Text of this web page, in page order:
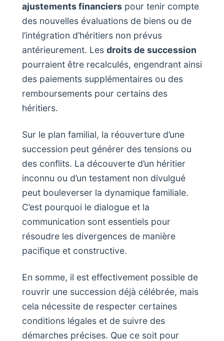
ajustements financiers pour tenir compte
des nouvelles évaluations de biens ou de
l’intégration d’héritiers non prévus
antérieurement. Les droits de succession
pourraient être recalculés, engendrant ainsi
des paiements supplémentaires ou des
remboursements pour certains des
héritiers.
Sur le plan familial, la réouverture d’une
succession peut générer des tensions ou
des conflits. La découverte d’un héritier
inconnu ou d’un testament non divulgué
peut bouleverser la dynamique familiale.
C’est pourquoi le dialogue et la
communication sont essentiels pour
résoudre les divergences de manière
pacifique et constructive.
En somme, il est effectivement possible de
rouvrir une succession déjà célébrée, mais
cela nécessite de respecter certaines
conditions légales et de suivre des
démarches précises. Que ce soit pour